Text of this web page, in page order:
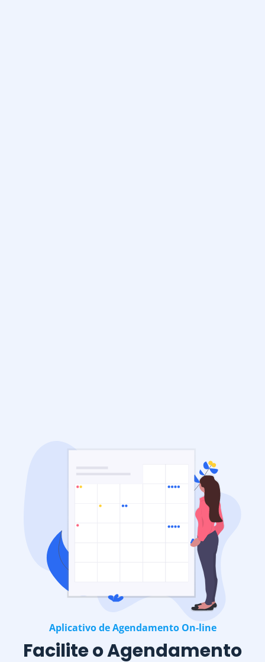
Aplicativo de Agendamento On-line
Facilite o Agendamento